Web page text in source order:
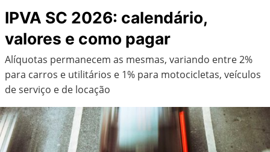
IPVA SC 2026: calendário,
valores e como pagar
Alíquotas permanecem as mesmas, variando entre 2%
para carros e utilitários e 1% para motocicletas, veículos
de serviço e de locação